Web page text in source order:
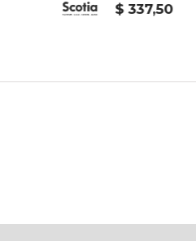
$ 337,50